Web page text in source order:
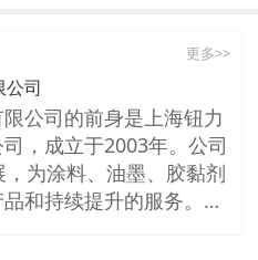
更多>>
公司
公司的前身是上海钮力
，成立于2003年。公司
为涂料、油墨、胶黏剂
和持续提升的服务。开